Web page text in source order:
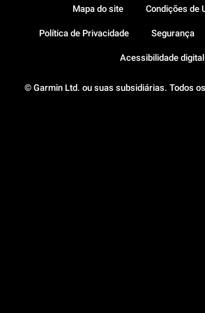
© Garmin Ltd. ou suas subsidiárias. Todos
Mapa do site Condições de
Política de Privacidade Segurança
Acessibilidade digital